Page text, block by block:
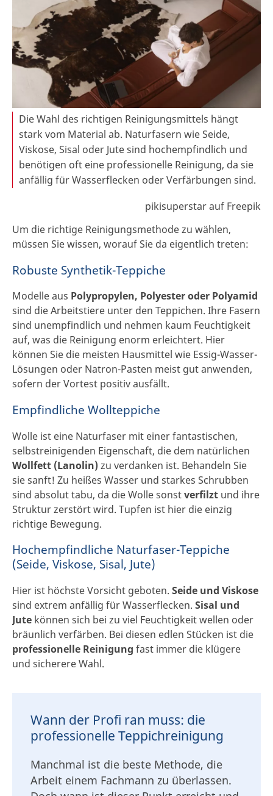
Die Wahl des richtigen Reinigungsmittels hängt
stark vom Material ab. Naturfasern wie Seide,
Viskose, Sisal oder Jute sind hochempfindlich und
benötigen oft eine professionelle Reinigung, da sie
anfällig für Wasserflecken oder Verfärbungen sind.
pikisuperstar auf Freepik
Um die richtige Reinigungsmethode zu wählen,
müssen Sie wissen, worauf Sie da eigentlich treten:
Robuste Synthetik-Teppiche
Modelle aus Polypropylen, Polyester oder Polyamid
sind die Arbeitstiere unter den Teppichen. Ihre Fasern
sind unempfindlich und nehmen kaum Feuchtigkeit
auf, was die Reinigung enorm erleichtert. Hier
können Sie die meisten Hausmittel wie Essig-Wasser-
Lösungen oder Natron-Pasten meist gut anwenden,
sofern der Vortest positiv ausfällt.
Empfindliche Wollteppiche
Wolle ist eine Naturfaser mit einer fantastischen,
selbstreinigenden Eigenschaft, die dem natürlichen
Wollfett (Lanolin) zu verdanken ist. Behandeln Sie
sie sanft! Zu heißes Wasser und starkes Schrubben
sind absolut tabu, da die Wolle sonstverfilzt und ihre
Struktur zerstört wird. Tupfen ist hier die einzig
richtige Bewegung.
Hochempfindliche Naturfaser-Teppiche
(Seide, Viskose, Sisal, Jute)
Hier ist höchste Vorsicht geboten. Seide und Viskose
sind extrem anfällig für Wasserflecken. Sisal und
Jute können sich bei zu viel Feuchtigkeit wellen oder
bräunlich verfärben. Bei diesen edlen Stücken ist die
professionelle Reinigung fast immer die klügere
und sicherere Wahl.
Wann der Profi ran muss: die
professionelle Teppichreinigung
Manchmal ist die beste Methode, die
Arbeit einem Fachmann zu überlassen.